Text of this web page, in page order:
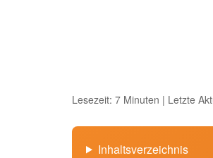
Lesezeit: 7 Minuten | Letzte
Inhaltsverzeichnis